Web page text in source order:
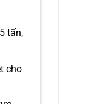
tấn,
cho